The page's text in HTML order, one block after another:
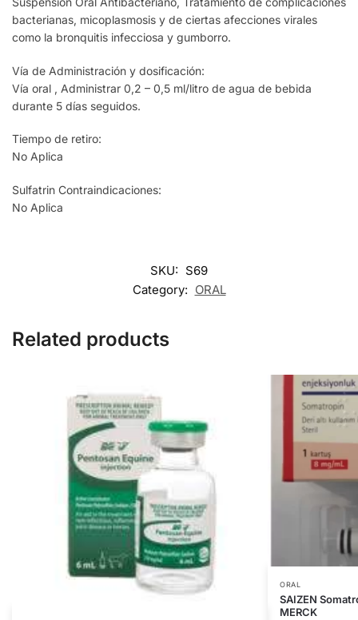
bacterianas, micoplasmosis y de ciertas afecciones virales
como la bronquitis infecciosa y gumborro.
Vía de Administración y dosificación:
Vía oral , Administrar 0,2 – 0,5 ml/litro de agua de bebida
durante 5 días seguidos.
Tiempo de retiro:
No Aplica
Sulfatrin Contraindicaciones:
No Aplica
SKU: S69
Category: ORAL
Related products
ORAL
SAIZEN
MERCK